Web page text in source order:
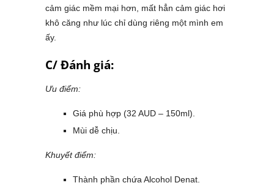
cảm giác mềm mại hơn, mất hẳn cảm giác hơi
khô căng như lúc chỉ dùng riêng một mình em
ấy.
C/ Đánh giá:
Ưu điểm:
Giá phù hợp (32 AUD – 150ml).
Mùi dễ chịu.
Khuyết điểm:
Thành phần chứa Alcohol Denat.